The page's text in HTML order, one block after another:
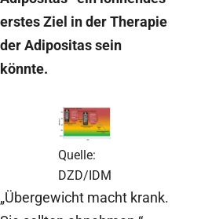
erstes Ziel in der Therapie
der Adipositas sein
könnte.
Quelle:
DZD/IDM
„Übergewicht macht krank.